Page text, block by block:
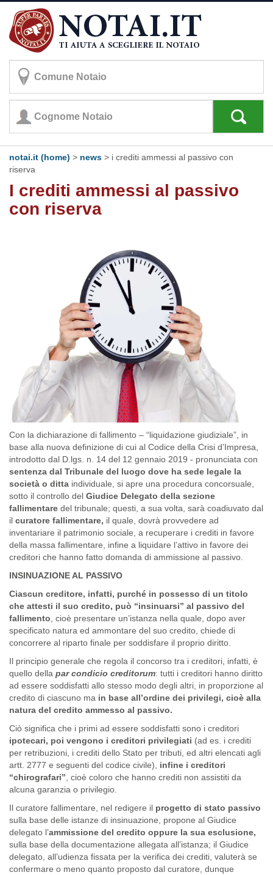
notai.it (home) > news > i crediti ammessi al passivo con
riserva
I crediti ammessi al passivo
con riserva
Con la dichiarazione di fallimento – “liquidazione giudiziale”, in
base alla nuova definizione di cui al Codice della Crisi d’Impresa,
introdotto dal D.lgs. n. 14 del 12 gennaio 2019 - pronunciata con
sentenza dal Tribunale del luogo dove ha sede legale la
società o ditta individuale, si apre una procedura concorsuale,
sotto il controllo del Giudice Delegato della sezione
fallimentare del tribunale; questi, a sua volta, sarà coadiuvato dal
il curatore fallimentare, il quale, dovrà provvedere ad
inventariare il patrimonio sociale, a recuperare i crediti in favore
della massa fallimentare, infine a liquidare l’attivo in favore dei
creditori che hanno fatto domanda di ammissione al passivo.
INSINUAZIONE AL PASSIVO
Ciascun creditore, infatti, purché in possesso di un titolo
che attesti il suo credito, può “insinuarsi” al passivo del
fallimento , cioè presentare un’istanza nella quale, dopo aver
specificato natura ed ammontare del suo credito, chiede di
concorrere al riparto finale per soddisfare il proprio diritto.
Il principio generale che regola il concorso tra i creditori, infatti, è
quello della par condicio creditorum: tutti i creditori hanno diritto
ad essere soddisfatti allo stesso modo degli altri, in proporzione al
credito di ciascuno ma in base all’ordine dei privilegi, cioè alla
natura del credito ammesso al passivo.
Ciò significa che i primi ad essere soddisfatti sono i creditori
ipotecari, poi vengono i creditori privilegiati (ad es. i crediti
per retribuzioni, i crediti dello Stato per tributi, ed altri elencati agli
artt. 2777 e seguenti del codice civile),
infine i creditori
“chirografari” , cioè coloro che hanno crediti non assistiti da
alcuna garanzia o privilegio.
Il curatore fallimentare, nel redigere il progetto di stato passivo
sulla base delle istanze di insinuazione, propone al Giudice
delegato l’ammissione del credito oppure la sua esclusione,
sulla base della documentazione allegata all’istanza; il Giudice
delegato, all’udienza fissata per la verifica dei crediti, valuterà se
confermare o meno quanto proposto dal curatore, dunque